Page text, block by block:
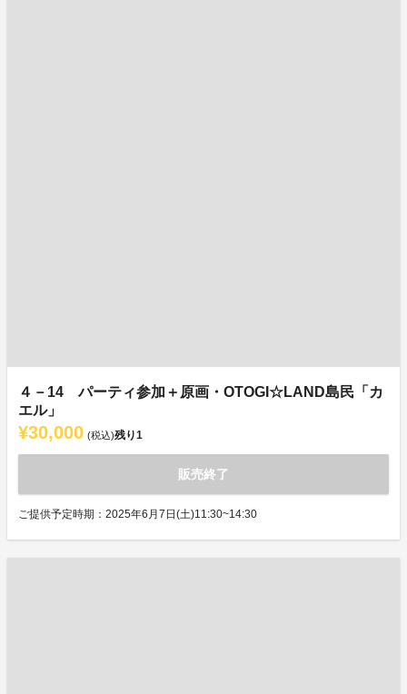
４－14 パーティ参加＋原画・OTOGI☆LAND島民「カ
エル」
¥30,000 (税込)残り1
販売終了
ご提供予定時期：2025年6月7日(土)11:30~14:30